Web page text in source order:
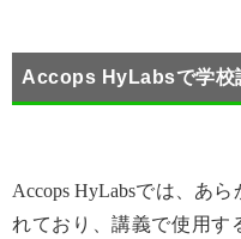
Accops HyLabsで学校
Accops HyLabsでは、あ
れており、講義で使用す